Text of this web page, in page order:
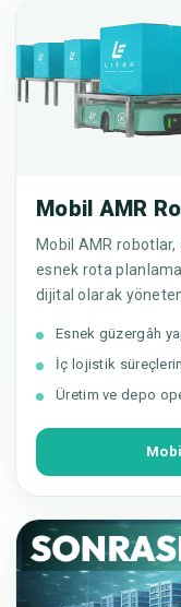
Mobil AMR
Mobil AMR
esnek rota
dijital olarak
Esnek güzergâh
İç lojistik
Üretim ve depo